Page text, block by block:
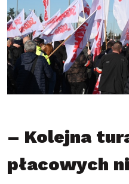
– Kolejna
płacowych